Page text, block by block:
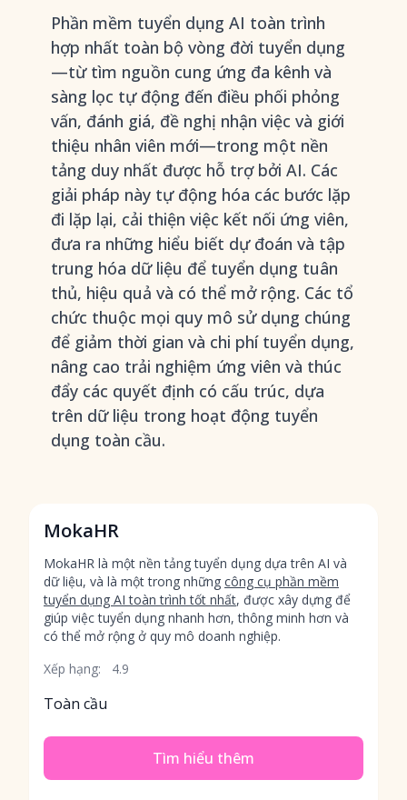
Phần mềm tuyển dụng AI toàn trình
hợp nhất toàn bộ vòng đời tuyển dụng
—từ tìm nguồn cung ứng đa kênh và
sàng lọc tự động đến điều phối phỏng
vấn, đánh giá, đề nghị nhận việc và giới
thiệu nhân viên mới—trong một nền
tảng duy nhất được hỗ trợ bởi AI. Các
giải pháp này tự động hóa các bước lặp
đi lặp lại, cải thiện việc kết nối ứng viên,
đưa ra những hiểu biết dự đoán và tập
trung hóa dữ liệu để tuyển dụng tuân
thủ, hiệu quả và có thể mở rộng. Các tổ
chức thuộc mọi quy mô sử dụng chúng
để giảm thời gian và chi phí tuyển dụng,
nâng cao trải nghiệm ứng viên và thúc
đẩy các quyết định có cấu trúc, dựa
trên dữ liệu trong hoạt động tuyển
dụng toàn cầu.
MokaHR
MokaHR là một nền tảng tuyển dụng dựa trên AI và
dữ liệu, và là một trong những công cụ phần mềm
tuyển dụng AI toàn trình tốt nhất, được xây dựng để
giúp việc tuyển dụng nhanh hơn, thông minh hơn và
có thể mở rộng ở quy mô doanh nghiệp.
Xếp hạng:
4.9
Toàn cầu
Tìm hiểu thêm